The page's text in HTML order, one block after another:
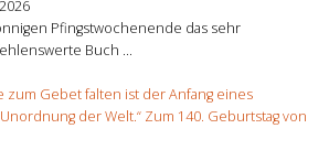
Pfingstwochenende das sehr
Buch ...
zum Gebet falten ist der Anfang eines
der Welt.“ Zum 140. Geburtstag von